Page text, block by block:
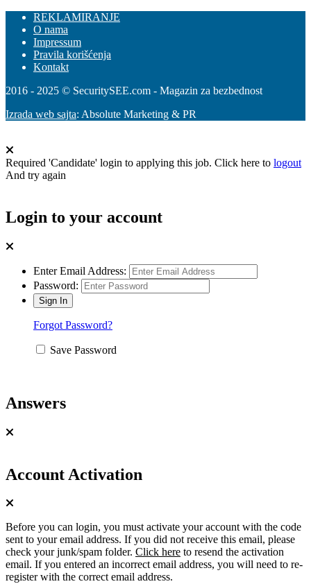
REKLAMIRANJE
O nama
Impressum
Pravila korišćenja
Kontakt
2016 - 2025 © SecuritySEE.com - Magazin za bezbednost
Izrada web sajta: Absolute Marketing & PR
Required 'Candidate' login to applying this job. Click here to logout
And try again
Login to your account
Enter Email Address:
Password:
Forgot Password?
Save Password
Answers
Account Activation
Before you can login, you must activate your account with the code
sent to your email address. If you did not receive this email, please
check your junk/spam folder. Click here to resend the activation
email. If you entered an incorrect email address, you will need to re-
register with the correct email address.